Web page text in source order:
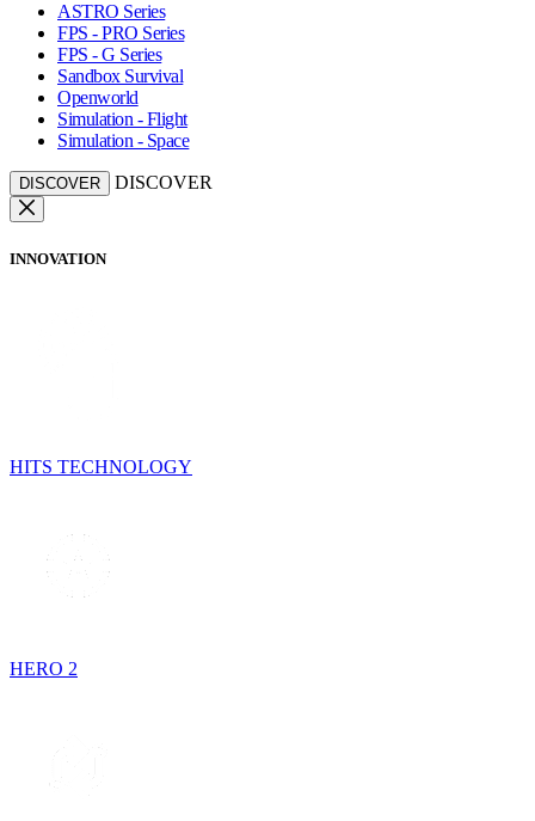
ASTRO Series
FPS - PRO Series
FPS - G Series
Sandbox Survival
Openworld
Simulation - Flight
Simulation - Space
DISCOVER DISCOVER
INNOVATION
HITS TECHNOLOGY
HERO 2